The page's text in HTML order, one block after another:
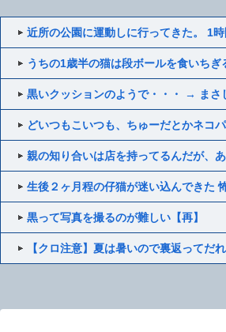
近所の公園に運動しに行ってきた。 1
うちの1歳半の猫は段ボールを食いちぎ
黒いクッションのようで・・・ → まさ
どいつもこいつも、ちゅーだとかネコ
親の知り合いは店を持ってるんだが、
生後２ヶ月程の仔猫が迷い込んできた
黒って写真を撮るのが難しい【再】
【クロ注意】夏は暑いので裏返ってだ